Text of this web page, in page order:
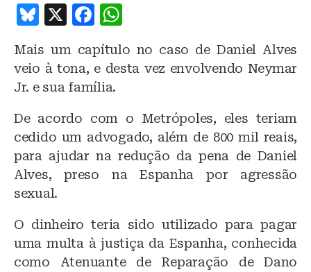
B
e
s
y
X
F
a
c
e
o
o
k
at
s
p
p
Mais um capítulo no caso de Daniel Alves
veio à tona, e desta vez envolvendo Neymar
Jr. e sua família.
De acordo com o Metrópoles, eles teriam
cedido um advogado, além de 800 mil reais,
para ajudar na redução da pena de Daniel
Alves, preso na Espanha por agressão
sexual.
O dinheiro teria sido utilizado para pagar
uma multa à justiça da Espanha, conhecida
como Atenuante de Reparação de Dano